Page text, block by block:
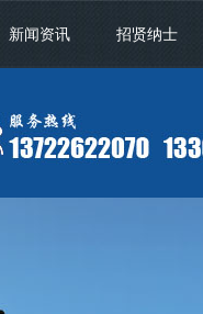
新闻资讯 招贤纳士